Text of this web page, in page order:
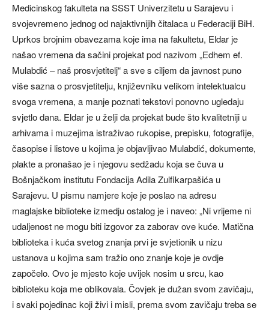
Medicinskog fakulteta na SSST Univerzitetu u Sarajevu i
svojevremeno jednog od najaktivnijih čitalaca u Federaciji BiH.
Uprkos brojnim obavezama koje ima na fakultetu, Eldar je
našao vremena da sačini projekat pod nazivom „Edhem ef.
Mulabdić – naš prosvjetitelj“ a sve s ciljem da javnost puno
više sazna o prosvjetitelju, književniku velikom intelektualcu
svoga vremena, a manje poznati tekstovi ponovno ugledaju
svjetlo dana. Eldar je u želji da projekat bude što kvalitetniji u
arhivama i muzejima istraživao rukopise, prepisku, fotografije,
časopise i listove u kojima je objavljivao Mulabdić, dokumente,
plakte a pronašao je i njegovu sedžadu koja se čuva u
Bošnjačkom institutu Fondacija Adila Zulfikarpašića u
Sarajevu. U pismu namjere koje je poslao na adresu
maglajske biblioteke izmedju ostalog je i naveo: „Ni vrijeme ni
udaljenost ne mogu biti izgovor za zaborav ove kuće. Matična
biblioteka i kuća svetog znanja prvi je svjetionik u nizu
ustanova u kojima sam tražio ono znanje koje je ovdje
započelo. Ovo je mjesto koje uvijek nosim u srcu, kao
biblioteku koja me oblikovala. Čovjek je dužan svom zavičaju,
i svaki pojedinac koji živi i misli, prema svom zavičaju treba se